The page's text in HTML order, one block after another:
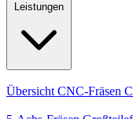
Leistungen
Übersicht CNC-Fräsen